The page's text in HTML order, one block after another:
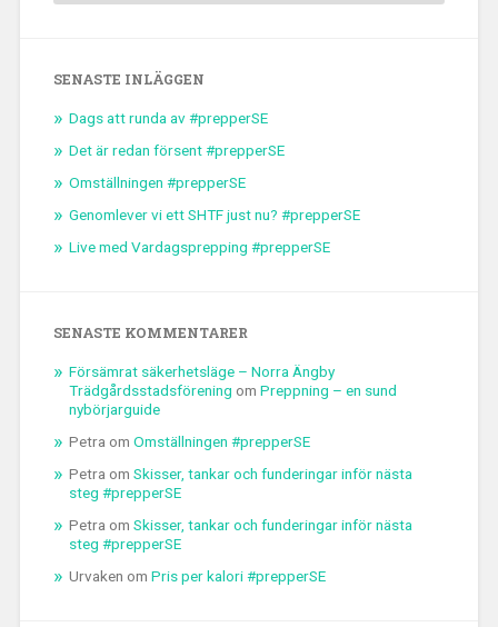
SENASTE INLÄGGEN
Dags att runda av #prepperSE
Det är redan försent #prepperSE
Omställningen #prepperSE
Genomlever vi ett SHTF just nu? #prepperSE
Live med Vardagsprepping #prepperSE
SENASTE KOMMENTARER
Försämrat säkerhetsläge – Norra Ängby
Trädgårdsstadsförening om Preppning – en sund
nybörjarguide
Petra om Omställningen #prepperSE
Petra om Skisser, tankar och funderingar inför nästa
steg #prepperSE
Petra om Skisser, tankar och funderingar inför nästa
steg #prepperSE
Urvaken om Pris per kalori #prepperSE